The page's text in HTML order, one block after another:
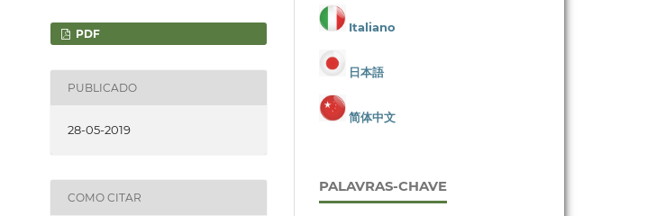
PDF
PUBLICADO
28-05-2019
COMO CITAR
Italiano
日本語
简体中文
PALAVRAS-CHAVE